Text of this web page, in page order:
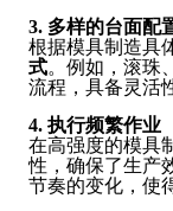
3. 多样的台面配
根据模具制造具
式。例如，滚珠
流程，具备灵活
4. 执行频繁作业
在高强度的模具
性，确保了生产
节奏的变化，使